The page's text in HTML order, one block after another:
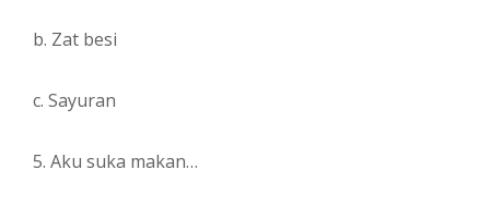
b. Zat besi
c. Sayuran
5. Aku suka makan…